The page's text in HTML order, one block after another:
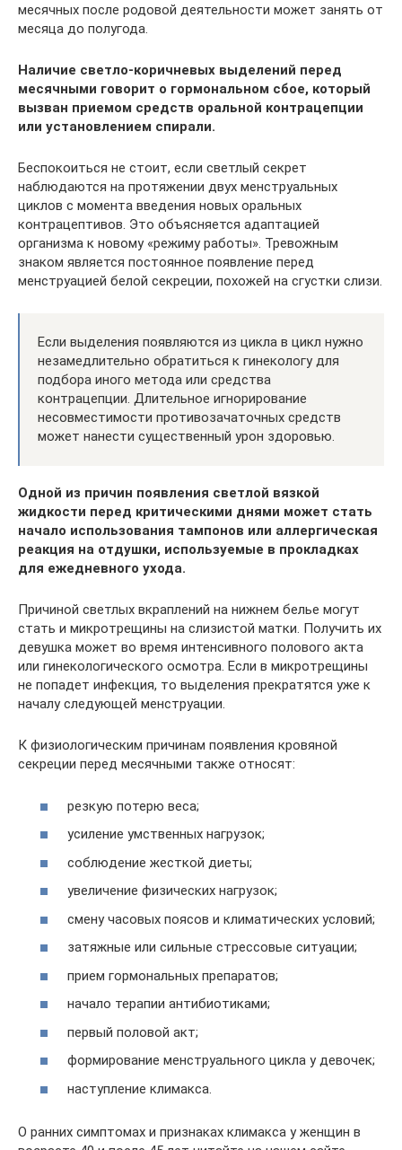
месячных после родовой деятельности может занять от
месяца до полугода.
Наличие светло-коричневых выделений перед
месячными говорит о гормональном сбое, который
вызван приемом средств оральной контрацепции
или установлением спирали.
Беспокоиться не стоит, если светлый секрет
наблюдаются на протяжении двух менструальных
циклов с момента введения новых оральных
контрацептивов. Это объясняется адаптацией
организма к новому «режиму работы». Тревожным
знаком является постоянное появление перед
менструацией белой секреции, похожей на сгустки слизи.
Если выделения появляются из цикла в цикл нужно
незамедлительно обратиться к гинекологу для
подбора иного метода или средства
контрацепции. Длительное игнорирование
несовместимости противозачаточных средств
может нанести существенный урон здоровью.
Одной из причин появления светлой вязкой
жидкости перед критическими днями может стать
начало использования тампонов или аллергическая
реакция на отдушки, используемые в прокладках
для ежедневного ухода.
Причиной светлых вкраплений на нижнем белье могут
стать и микротрещины на слизистой матки. Получить их
девушка может во время интенсивного полового акта
или гинекологического осмотра. Если в микротрещины
не попадет инфекция, то выделения прекратятся уже к
началу следующей менструации.
К физиологическим причинам появления кровяной
секреции перед месячными также относят:
резкую потерю веса;
усиление умственных нагрузок;
соблюдение жесткой диеты;
увеличение физических нагрузок;
смену часовых поясов и климатических условий;
затяжные или сильные стрессовые ситуации;
прием гормональных препаратов;
начало терапии антибиотиками;
первый половой акт;
формирование менструального цикла у девочек;
наступление климакса.
О ранних симптомах и признаках климакса у женщин в